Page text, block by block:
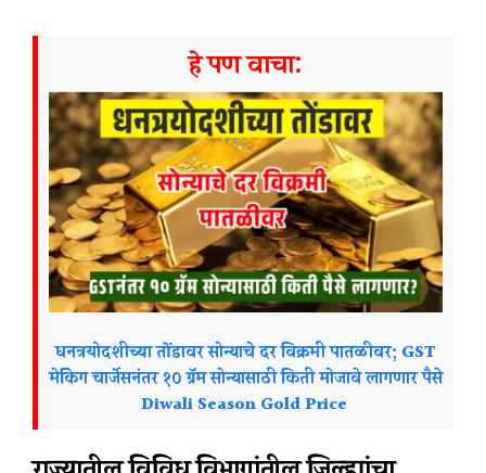
हे पण वाचा:
धनत्रयोदशीच्या तोंडावर सोन्याचे दर विक्रमी पातळीवर; GST
मेकिंग चार्जेसनंतर १० ग्रॅम सोन्यासाठी किती मोजावे लागणार पैसे
Diwali Season Gold Price